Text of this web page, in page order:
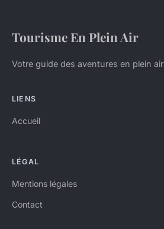
Tourisme En Plein Air
Votre guide des aventures en plein air
LIENS
Accueil
LÉGAL
Mentions légales
Contact